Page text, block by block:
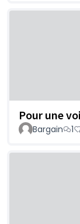
Pour une
Bargain 1